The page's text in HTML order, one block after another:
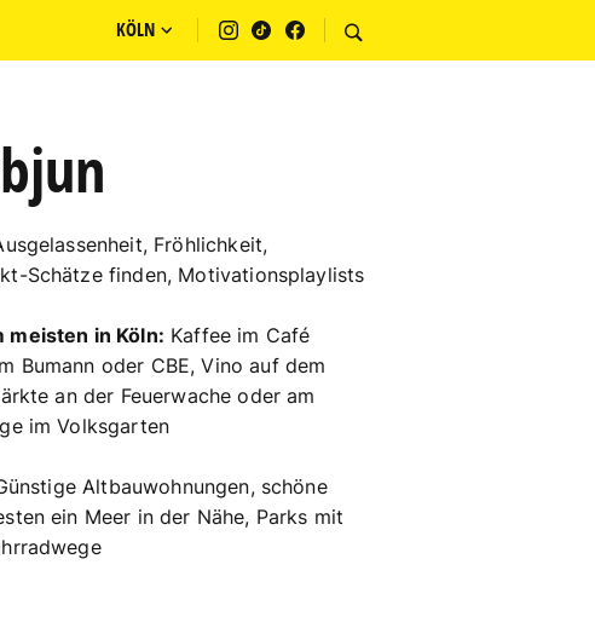
KÖLN
Fröhlichkeit,
Schätze finden, Motivationsplaylists
meisten in Köln: Kaffee im Café
Bumann oder CBE, Vino auf dem
an der Feuerwache oder am
im Volksgarten
Altbauwohnungen, schöne
ein Meer in der Nähe, Parks mit